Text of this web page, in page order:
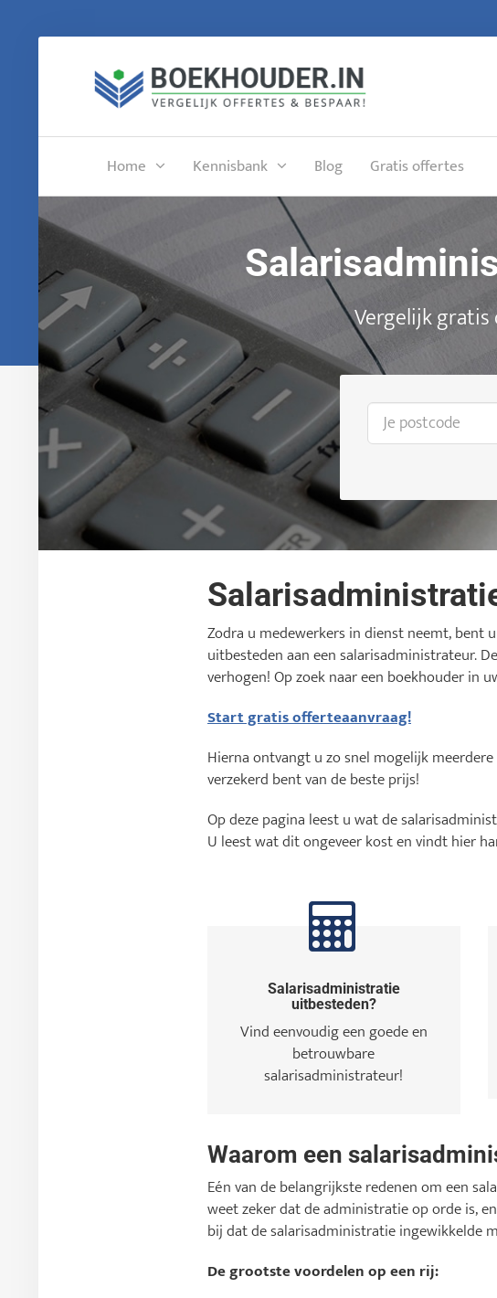
Home Kennisbank Blog Gratis offertes
Vergelijk
Zodra u medewerkers in dienst neemt, bent
uitbesteden aan een salarisadministrateur.
verhogen! Op zoek naar een boekhouder in
Start gratis offerteaanvraag!
Hierna ontvangt u zo snel mogelijk
verzekerd bent van de beste prijs!
Op deze pagina leest u wat de
U leest wat dit ongeveer kost en vindt hier
Salarisadministratie
uitbesteden?
Vind eenvoudig een goede en
betrouwbare
salarisadministrateur!
Waarom een
Eén van de belangrijkste redenen om een
weet zeker dat de administratie op orde is,
bij dat de salarisadministratie ingewikkelde
De grootste voordelen op een rij: